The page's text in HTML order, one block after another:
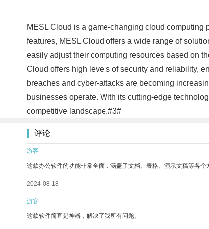
MESL Cloud is a game-changing cloud computing
features, MESL Cloud offers a wide range of
easily adjust their computing resources based on
Cloud offers high levels of security and reliability,
breaches and cyber-attacks are becoming
businesses operate. With its cutting-edge
competitive landscape.#3#
评论
游客
这款办公软件的功能非常全面，涵盖了文档、表格、演示文稿等各
2024-08-18
游客
这款软件简直是神器，解决了我所有问题。